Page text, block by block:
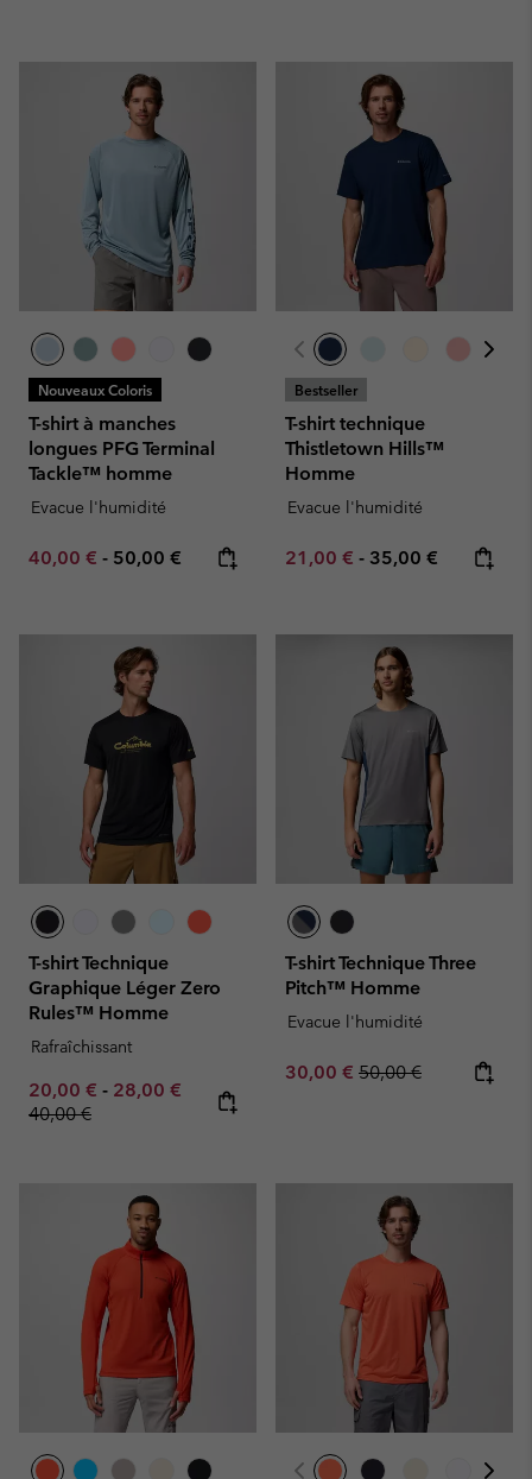
Nouveaux Coloris
T-shirt à manches
longues PFG Terminal
Tackle™ homme
Evacue l'humidité
Minimum sale price:
40,00 € - Maximum price:
50,00 €
Bestseller
T-shirt technique
Thistletown Hills™
Homme
Evacue l'humidité
Minimum sale price:
21,00 € - Maximum price:
35,00 €
T-shirt Technique
Graphique Léger Zero
Rules™ Homme
Rafraîchissant
Minimum sale price:
20,00 € - Maximum sale price:
28,00 € Regular price:
40,00 €
T-shirt Technique Three
Pitch™ Homme
Evacue l'humidité
Sale price:
30,00 € Regular price:
50,00 €